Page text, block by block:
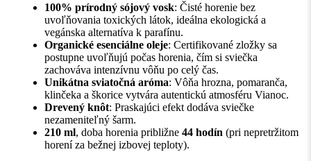
100% prírodný sójový vosk: Čisté horenie bez
uvoľňovania toxických látok, ideálna ekologická a
vegánska alternatíva k parafínu.
Organické esenciálne oleje: Certifikované zložky sa
postupne uvoľňujú počas horenia, čím si sviečka
zachováva intenzívnu vôňu po celý čas.
Unikátna sviatočná aróma: Vôňa hrozna, pomaranča,
klinčeka a škorice vytvára autentickú atmosféru Vianoc.
Drevený knôt: Praskajúci efekt dodáva sviečke
nezameniteľný šarm.
210 ml, doba horenia približne 44 hodín (pri nepretržitom
horení za bežnej izbovej teploty).